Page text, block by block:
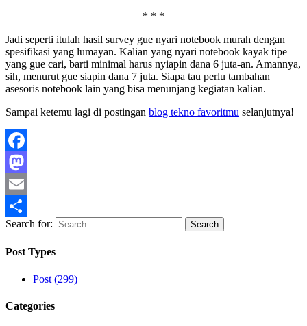
* * *
Jadi seperti itulah hasil survey gue nyari notebook murah dengan
spesifikasi yang lumayan. Kalian yang nyari notebook kayak tipe
yang gue cari, barti minimal harus nyiapin dana 6 juta-an. Amannya,
sih, menurut gue siapin dana 7 juta. Siapa tau perlu tambahan
asesoris notebook lain yang bisa menunjang kegiatan kalian.
Sampai ketemu lagi di postingan blog tekno favoritmu selanjutnya!
Facebook
Mastodon
Email
Share
Search for:
Post Types
Post (299)
Categories